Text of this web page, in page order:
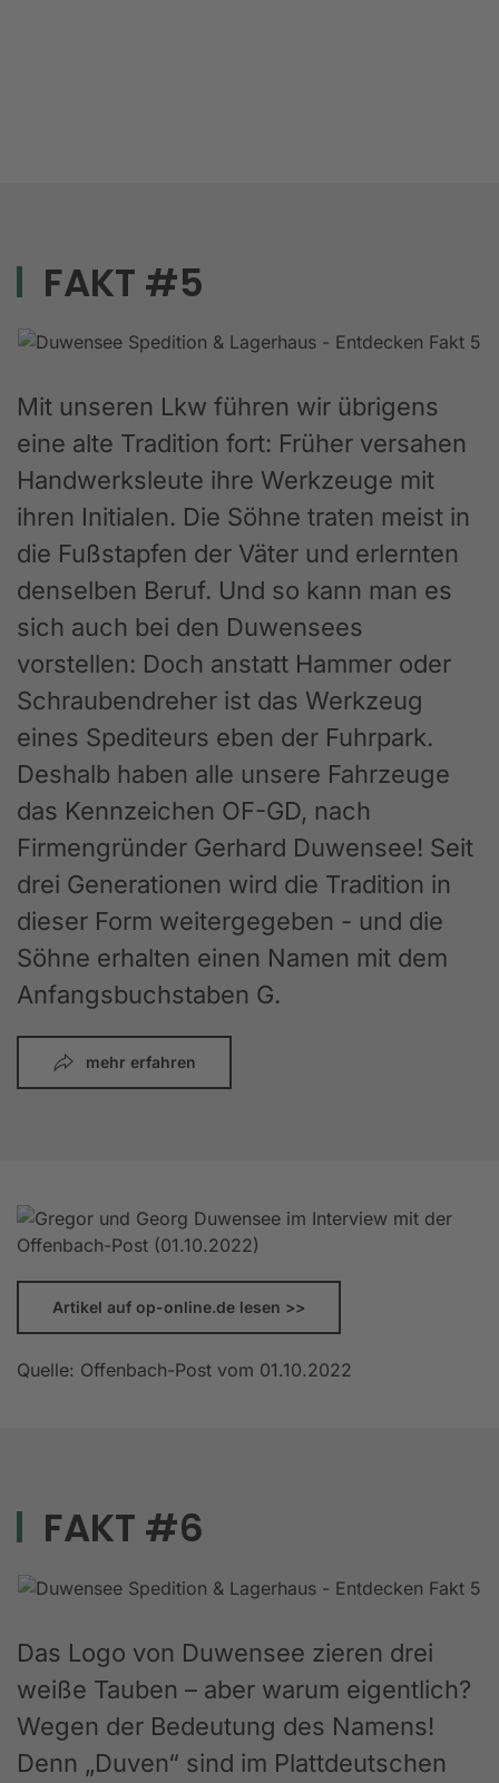
FAKT #5
Mit unseren Lkw führen wir übrigens
eine alte Tradition fort: Früher versahen
Handwerksleute ihre Werkzeuge mit
ihren Initialen. Die Söhne traten meist in
die Fußstapfen der Väter und erlernten
denselben Beruf. Und so kann man es
sich auch bei den Duwensees
vorstellen: Doch anstatt Hammer oder
Schraubendreher ist das Werkzeug
eines Spediteurs eben der Fuhrpark.
Deshalb haben alle unsere Fahrzeuge
das Kennzeichen OF-GD, nach
Firmengründer Gerhard Duwensee! Seit
drei Generationen wird die Tradition in
dieser Form weitergegeben - und die
Söhne erhalten einen Namen mit dem
Anfangsbuchstaben G.
mehr erfahren
Artikel auf op-online.de lesen >>
Quelle: Offenbach-Post vom 01.10.2022
FAKT #6
Das Logo von Duwensee zieren drei
weiße Tauben – aber warum eigentlich?
Wegen der Bedeutung des Namens!
Denn „Duven“ sind im Plattdeutschen